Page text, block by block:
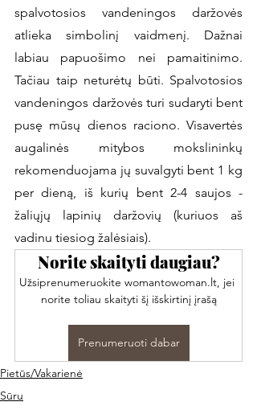
spalvotosios vandeningos daržovės
atlieka simbolinį vaidmenį. Dažnai
labiau papuošimo nei pamaitinimo.
Tačiau taip neturėtų būti. Spalvotosios
vandeningos daržovės turi sudaryti bent
pusę mūsų dienos raciono. Visavertės
augalinės mitybos mokslininkų
rekomenduojama jų suvalgyti bent 1 kg
per dieną, iš kurių bent 2-4 saujos -
žaliųjų lapinių daržovių (kuriuos aš
vadinu tiesiog žalėsiais).
Norite skaityti daugiau?
Užsiprenumeruokite womantowoman.lt, jei
norite toliau skaityti šį išskirtinį įrašą
Prenumeruoti dabar
Pietūs/Vakarienė
Sūru